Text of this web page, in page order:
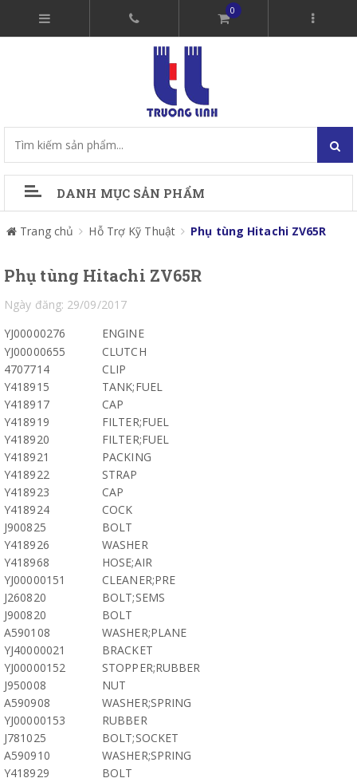
0
DANH MỤC SẢN PHẨM
Trang chủ Hỗ Trợ Kỹ Thuật Phụ tùng Hitachi ZV65R
Phụ tùng Hitachi ZV65R
Ngày đăng: 29/09/2017
YJ00000276
ENGINE
YJ00000655
CLUTCH
4707714
CLIP
Y418915
TANK;FUEL
Y418917
CAP
Y418919
FILTER;FUEL
Y418920
FILTER;FUEL
Y418921
PACKING
Y418922
STRAP
Y418923
CAP
Y418924
COCK
J900825
BOLT
Y418926
WASHER
Y418968
HOSE;AIR
YJ00000151
CLEANER;PRE
J260820
BOLT;SEMS
J900820
BOLT
A590108
WASHER;PLANE
YJ40000021
BRACKET
YJ00000152
STOPPER;RUBBER
J950008
NUT
A590908
WASHER;SPRING
YJ00000153
RUBBER
J781025
BOLT;SOCKET
A590910
WASHER;SPRING
Y418929
BOLT